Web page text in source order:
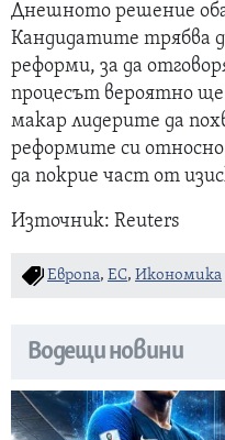
Днешното решение
Кандидатите трябва
реформи, за да
процесът вероятно
макар лидерите да
реформите си относно
да покрие част от
Източник: Reuters
Европа, ЕС, Икономика
Водещи новини